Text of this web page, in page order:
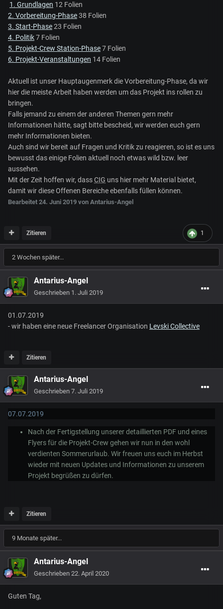
1. Grundlagen 12 Folien
2. Vorbereitung-Phase38 Folien
3. Start-Phase23 Folien
4. Politik7 Folien
5. Projekt-Crew Station-Phase7 Folien
6. Projekt-Veranstaltungen 14 Folien
Aktuell ist unser Hauptaugenmerk die Vorbereitung-Phase, da wir
hier die meiste Arbeit haben werden um das Projekt ins rollen zu
bringen.
Falls jemand zu einem der anderen Themen gern mehr
Informationen hätte, sagt bitte bescheid, wir werden euch gern
mehr Informationen bieten.
Auch sind wir bereit auf Fragen und Kritik zu reagieren, so ist es uns
bewusst das einige Folien aktuell noch etwas wild bzw. leer
aussehen.
Mit der Zeit hoffen wir, dassCIG uns hier mehr Material bietet,
damit wir diese Offenen Bereiche ebenfalls füllen können.
Bearbeitet 24. Juni 2019 von Antarius-Angel
1
Zitieren
2 Wochen später...
Antarius-Angel
Geschrieben 1. Juli 2019
01.07.2019
- wir haben eine neue Freelancer Organisation Levski Collective
Zitieren
Antarius-Angel
Geschrieben 7. Juli 2019
07.07.2019
Nach der Fertigstellung unserer detaillierten PDF und eines
Flyers für die Projekt-Crew gehen wir nun in den wohl
verdienten Sommerurlaub. Wir freuen uns euch im Herbst
wieder mit neuen Updates und Informationen zu unserem
Projekt begrüßen zu dürfen.
Zitieren
9 Monate später...
Antarius-Angel
Geschrieben 22. April 2020
Guten Tag,